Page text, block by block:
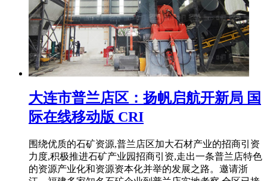
大连市普兰店区：扬帆启航开新局 国
际在线移动版 CRI
围绕优质的石矿资源,普兰店区加大石材产业的招商引资
力度,积极推进石矿产业园招商引资,走出一条普兰店特色
的资源产业化和资源资本化并举的发展之路。邀请浙